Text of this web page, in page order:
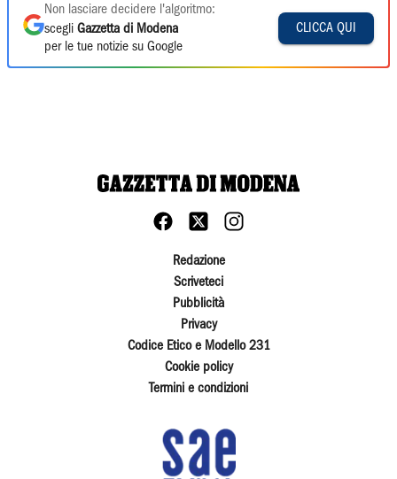
Non lasciare decidere l'algoritmo:
scegli Gazzetta di Modena
per le tue notizie su Google
CLICCA QUI
Redazione
Scriveteci
Pubblicità
Privacy
Codice Etico e Modello 231
Cookie policy
Termini e condizioni